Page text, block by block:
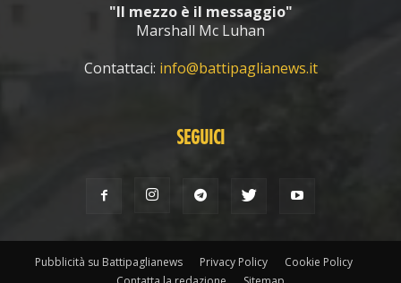
"Il mezzo è il messaggio"
Marshall Mc Luhan
Contattaci: info@battipaglianews.it
SEGUICI
Pubblicità su Battipaglianews Privacy Policy
Cookie Policy